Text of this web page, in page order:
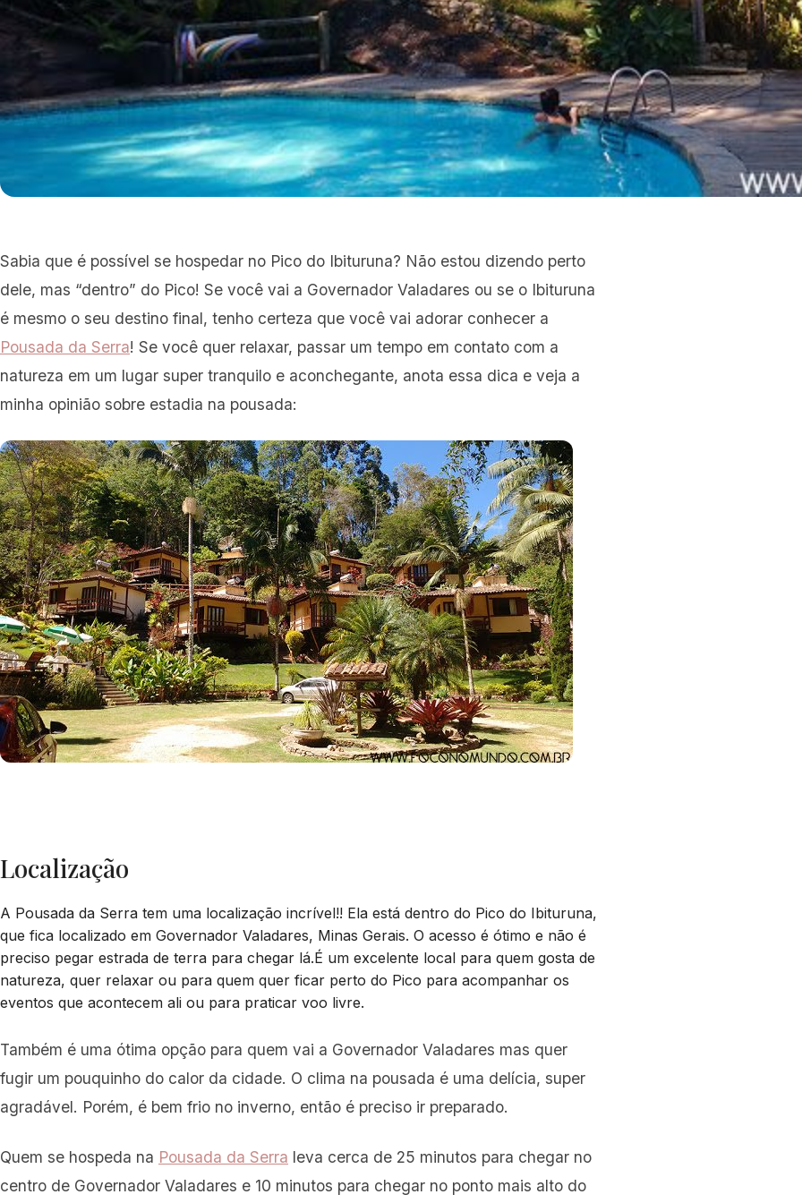
Sabia que é possível se hospedar no Pico do Ibituruna? Não estou dizendo perto
dele, mas “dentro” do Pico! Se você vai a Governador Valadares ou se o Ibituruna
é mesmo o seu destino final, tenho certeza que você vai adorar conhecer a
Pousada da Serra! Se você quer relaxar, passar um tempo em contato com a
natureza em um lugar super tranquilo e aconchegante, anota essa dica e veja a
minha opinião sobre estadia na pousada:
Localização
A Pousada da Serra tem uma localização incrível!! Ela está dentro do Pico do Ibituruna,
que fica localizado em Governador Valadares, Minas Gerais. O acesso é ótimo e não é
preciso pegar estrada de terra para chegar lá.É um excelente local para quem gosta de
natureza, quer relaxar ou para quem quer ficar perto do Pico para acompanhar os
eventos que acontecem ali ou para praticar voo livre.
Também é uma ótima opção para quem vai a Governador Valadares mas quer
fugir um pouquinho do calor da cidade. O clima na pousada é uma delícia, super
agradável. Porém, é bem frio no inverno, então é preciso ir preparado.
Quem se hospeda na Pousada da Serra leva cerca de 25 minutos para chegar no
centro de Governador Valadares e 10 minutos para chegar no ponto mais alto do